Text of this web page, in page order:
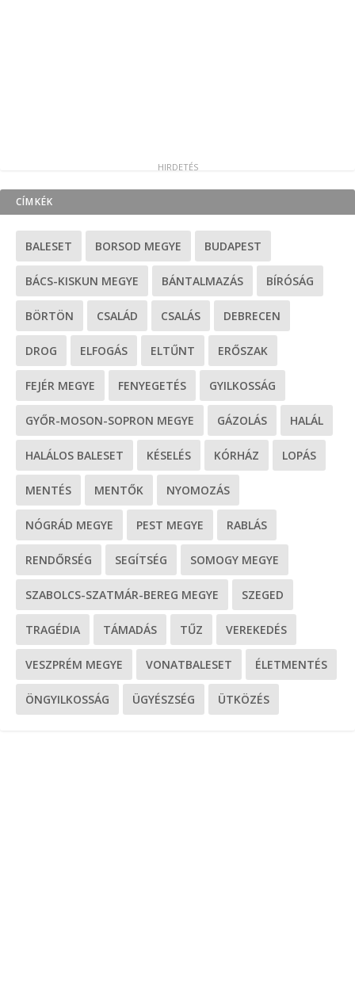
CÍMKÉK
BALESET BORSOD MEGYE BUDAPEST
BÁCS-KISKUN MEGYE BÁNTALMAZÁS BÍRÓSÁG
BÖRTÖN CSALÁD CSALÁS DEBRECEN
DROG ELFOGÁS ELTŰNT ERŐSZAK
FEJÉR MEGYE FENYEGETÉS GYILKOSSÁG
GYŐR-MOSON-SOPRON MEGYE GÁZOLÁS HALÁL
HALÁLOS BALESET KÉSELÉS KÓRHÁZ LOPÁS
MENTÉS MENTŐK NYOMOZÁS
NÓGRÁD MEGYE PEST MEGYE RABLÁS
RENDŐRSÉG SEGÍTSÉG SOMOGY MEGYE
SZABOLCS-SZATMÁR-BEREG MEGYE SZEGED
TRAGÉDIA TÁMADÁS TŰZ VEREKEDÉS
VESZPRÉM MEGYE VONATBALESET ÉLETMENTÉS
ÖNGYILKOSSÁG ÜGYÉSZSÉG ÜTKÖZÉS